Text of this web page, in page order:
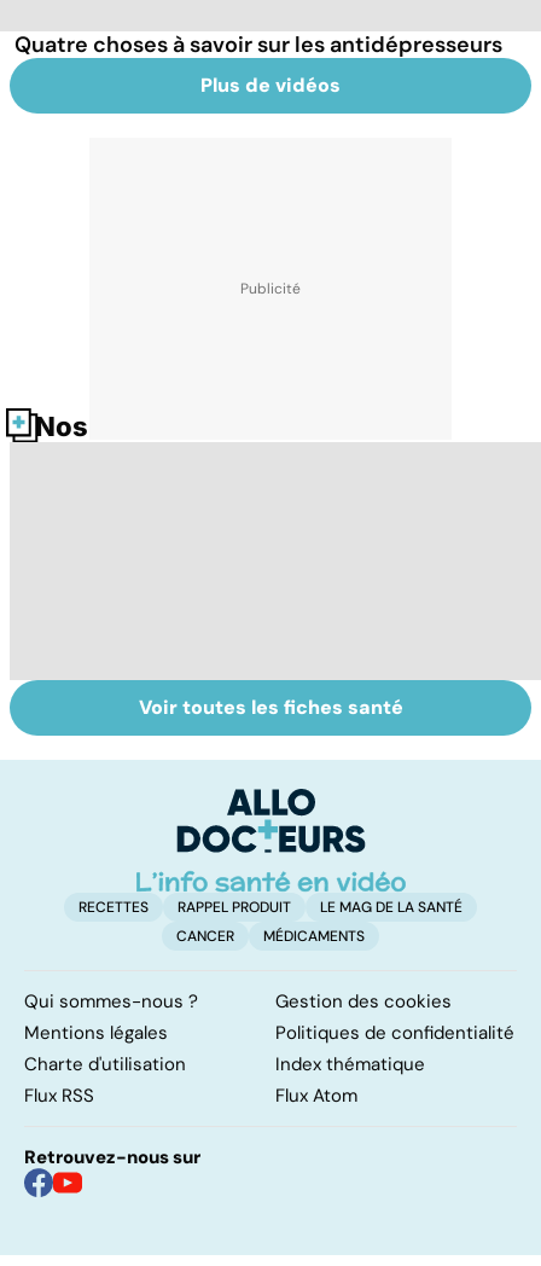
Quatre choses à savoir sur les antidépresseurs
Plus de vidéos
Nos fiches santé
L'anosmie,
l'odorat en moins
Post-partum : un
bouleversement
naissance
Voir toutes les fiches santé
RECETTES RAPPEL PRODUIT
LE MAG DE LA SANTÉ
CANCER
MÉDICAMENTS
Qui sommes-nous ?
Gestion des cookies
Mentions légales
Politiques de confidentialité
Charte d'utilisation
Index thématique
Flux RSS
Flux Atom
Retrouvez-nous sur